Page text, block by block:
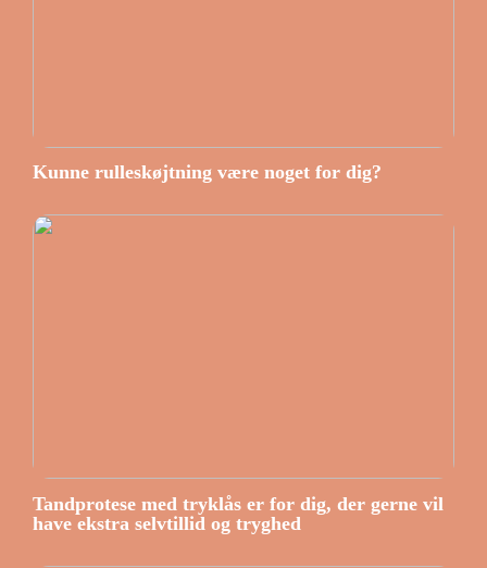
Kunne rulleskøjtning være noget for dig?
Tandprotese med tryklås er for dig, der gerne vil
have ekstra selvtillid og tryghed